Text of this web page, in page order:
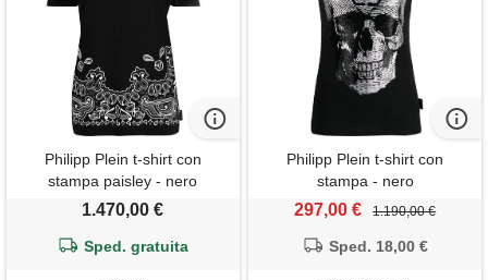
Philipp Plein t-shirt con
stampa paisley - nero
1.470,00 €
Sped. gratuita
Philipp Plein t-shirt con
stampa - nero
297,00 € 1.190,00 €
Sped. 18,00 €